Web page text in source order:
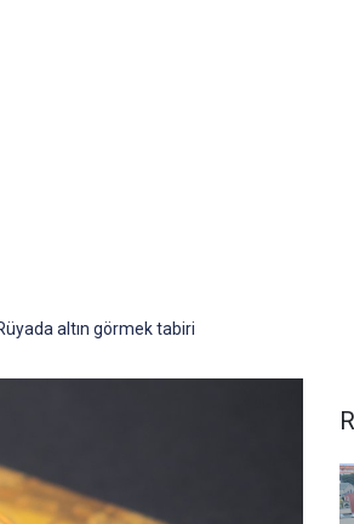
altın görmek tabiri